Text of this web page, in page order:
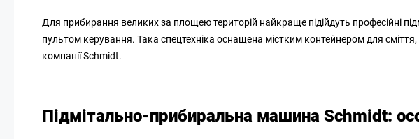
Для прибирання великих за площею територій найкраще підійдуть професійні
пультом керування. Така спецтехніка оснащена містким контейнером для
компанії Schmidt.
Підмітально-прибиральна машина Schmidt: